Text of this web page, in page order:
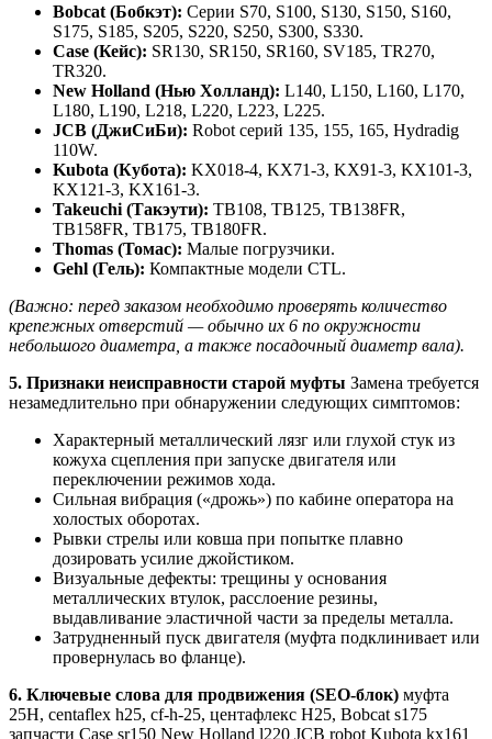
Bobcat (Бобкэт): Серии S70, S100, S130, S150, S160,
S175, S185, S205, S220, S250, S300, S330.
Case (Кейс): SR130, SR150, SR160, SV185, TR270,
TR320.
New Holland (Нью Холланд): L140, L150, L160, L170,
L180, L190, L218, L220, L223, L225.
JCB (ДжиСиБи): Robot серий 135, 155, 165, Hydradig
110W.
Kubota (Кубота): KX018-4, KX71-3, KX91-3, KX101-3,
KX121-3, KX161-3.
Takeuchi (Такэути): TB108, TB125, TB138FR,
TB158FR, TB175, TB180FR.
Thomas (Томас): Малые погрузчики.
Gehl (Гель): Компактные модели CTL.
(Важно: перед заказом необходимо проверять количество
крепежных отверстий — обычно их 6 по окружности
небольшого диаметра, а также посадочный диаметр вала).
5. Признаки неисправности старой муфты Замена требуется
незамедлительно при обнаружении следующих симптомов:
Характерный металлический лязг или глухой стук из
кожуха сцепления при запуске двигателя или
переключении режимов хода.
Сильная вибрация («дрожь») по кабине оператора на
холостых оборотах.
Рывки стрелы или ковша при попытке плавно
дозировать усилие джойстиком.
Визуальные дефекты: трещины у основания
металлических втулок, расслоение резины,
выдавливание эластичной части за пределы металла.
Затрудненный пуск двигателя (муфта подклинивает или
провернулась во фланце).
6. Ключевые слова для продвижения (SEO-блок) муфта
25H, centaflex h25, cf-h-25, центафлекс Н25, Bobcat s175
запчасти Case sr150 New Holland l220 JCB robot Kubota kx161